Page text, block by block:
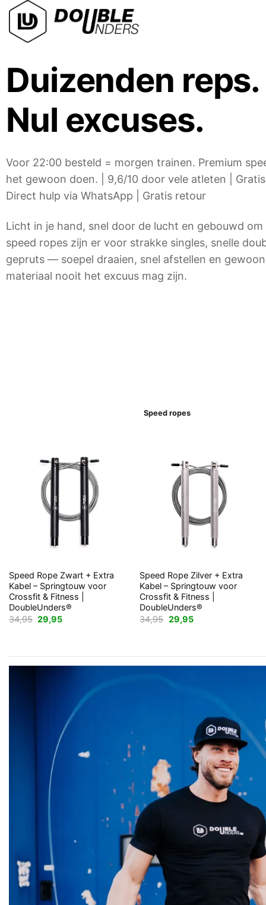
Ga
inhoud
Duizenden reps.
Nul excuses.
Voor 22:00 besteld = morgen trainen. Premium
het gewoon doen. | 9,6/10 door vele atleten |
Direct hulp via WhatsApp | Gratis retour
Licht in je hand, snel door de lucht en gebouwd
speed ropes zijn er voor strakke singles, snelle
gepruts — soepel draaien, snel afstellen en
materiaal nooit het excuus mag zijn.
Speed ropes
Speed Rope Zwart + Extra
Kabel – Springtouw voor
Crossfit & Fitness |
DoubleUnders®
34,95 Oorspronkelijke
prijs
29,95Huidige
Speed Rope Zilver + Extra
Kabel – Springtouw voor
Crossfit & Fitness |
DoubleUnders®
34,95 Oorspronkelijke
prijs
29,95Huidige